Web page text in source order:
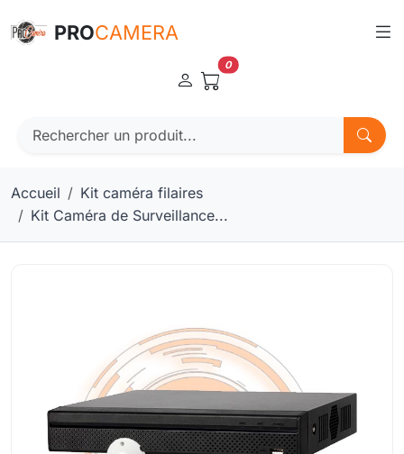
PROCAMERA
0
Accueil
Kit caméra filaires
Kit Caméra de Surveillance...